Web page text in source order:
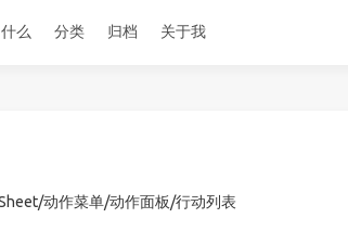
么 分类 归档 关于我
动作菜单/动作面板/行动列表